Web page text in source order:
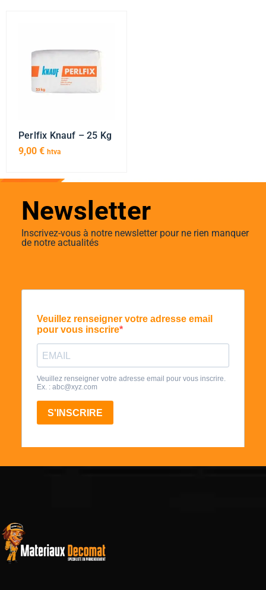
Perlfix Knauf – 25 Kg
9,00 € htva
Newsletter
Inscrivez-vous à notre newsletter pour ne rien manquer
de notre actualités